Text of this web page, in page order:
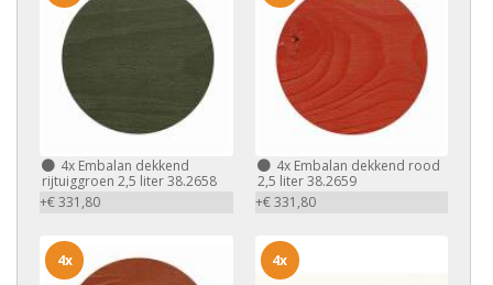
4x Embalan dekkend
rijtuiggroen 2,5 liter 38.2658
+€ 331,80
4xEmbalan dekkend rood
2,5 liter 38.2659
+€ 331,80
4x 4x